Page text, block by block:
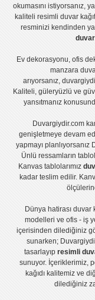
okumasını istiyorsanız,
kaliteli resimli duvar
resminizi kendinden
duvar
Ev dekorasyonu,ofis
manzara
arıyorsanız,
Kaliteli, güleryüzlü ve
yansıtmanız
Duvargiydir.com
genişletmeye devam
yapmayı planlıyorsanız
Ünlü ressamların
Kanvas tablolarımız
kadar teslim edilir.
Dünya hatirası duvar
modelleri ve ofis - iş
içerisinden dilediğiniz
sunarken;
tasarlayıp resimli
sunuyor. İçeriklerimiz,
kağıdı kalitemiz ve
dilediğiniz